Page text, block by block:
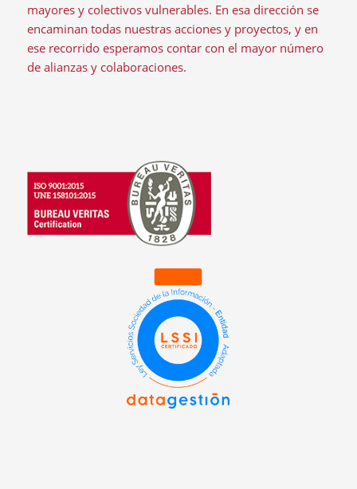
mayores y colectivos vulnerables. En esa dirección se
encaminan todas nuestras acciones y proyectos, y en
ese recorrido esperamos contar con el mayor número
de alianzas y colaboraciones.